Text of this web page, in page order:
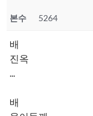
본수 5264
배
진옥
...
배